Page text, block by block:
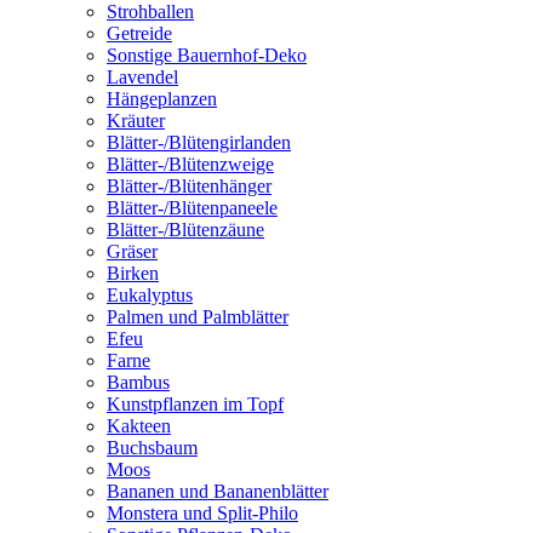
Strohballen
Getreide
Sonstige Bauernhof-Deko
Lavendel
Hängeplanzen
Kräuter
Blätter-/Blütengirlanden
Blätter-/Blütenzweige
Blätter-/Blütenhänger
Blätter-/Blütenpaneele
Blätter-/Blütenzäune
Gräser
Birken
Eukalyptus
Palmen und Palmblätter
Efeu
Farne
Bambus
Kunstpflanzen im Topf
Kakteen
Buchsbaum
Moos
Bananen und Bananenblätter
Monstera und Split-Philo